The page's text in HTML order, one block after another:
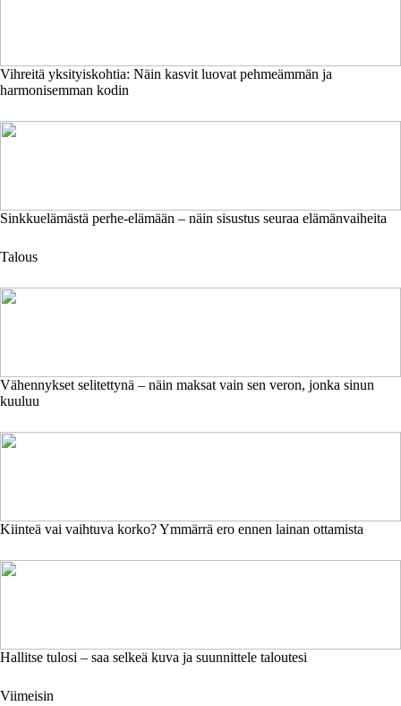
Vihreitä yksityiskohtia: Näin kasvit luovat pehmeämmän ja
harmonisemman kodin
Sinkkuelämästä perhe-elämään – näin sisustus seuraa elämänvaiheita
Talous
Vähennykset selitettynä – näin maksat vain sen veron, jonka sinun
kuuluu
Kiinteä vai vaihtuva korko? Ymmärrä ero ennen lainan ottamista
Hallitse tulosi – saa selkeä kuva ja suunnittele taloutesi
Viimeisin